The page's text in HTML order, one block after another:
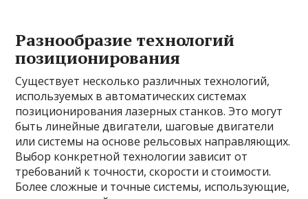
Разнообразие технологий
позиционирования
Существует несколько различных технологий,
используемых в автоматических системах
позиционирования лазерных станков. Это могут
быть линейные двигатели, шаговые двигатели
или системы на основе рельсовых направляющих.
Выбор конкретной технологии зависит от
требований к точности, скорости и стоимости.
Более сложные и точные системы, использующие,